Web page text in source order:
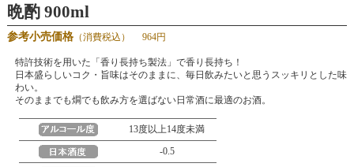
晩酌 900ml
参考小売価格（消費税込） 964円
特許技術を用いた「香り長持ち製法」で香り長持ち！
日本盛らしいコク・旨味はそのままに、毎日飲みたいと思うスッキリとした味
わい。
そのままでも燗でも飲み方を選ばない日常酒に最適のお酒。
13度以上14度未満
-0.5